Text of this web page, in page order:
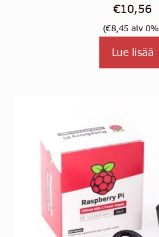
€10,56
(€8,45 alv
Lue lisää